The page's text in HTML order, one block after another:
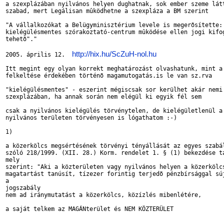
a szexplázában nyilvános helyen dughatnak, sok ember szeme
szabad, mert Legálisan mûködhetne a szexpláza a BM szerint
"A vállalkozókat a Belügyminisztérium levele is megerõsítette:
kielégülésmentes szórakoztató-centrum mûködése ellen jogi
tehetõ"."
2005. április 12. http://hix.hu/ScZuH-nol.hu
Itt megint egy olyan korrekt meghatározást olvashatunk, mint a
felkeltése érdekében történõ magamutogatás.is le van sz.rva
"kielégülésmentes" - eszerint mégiscsak sor kerülhet akár
szexplázában, ha annak során nem elégül ki egyik fél sem
csak a nyilvános kielégülés törvénytelen, de kielégületlenül a
nyilvános területen törvényesen is lógathatom :-)
1)
a közerkölcs megsértésének törvényi tényállását az egyes
szóló 218/1999. (XII. 28.) Korm. rendelet 1. § (1) bekezdése
mely
szerint: "Aki a közterületen vagy nyilvános helyen a
magatartást tanúsít, tízezer forintig terjedõ pénzbírsággal
a
jogszabály
nem ad iránymutatást a közerkölcs, közízlés mibenlétére,
a saját telkem az MAGÁNterület és NEM KÖZTERÜLET